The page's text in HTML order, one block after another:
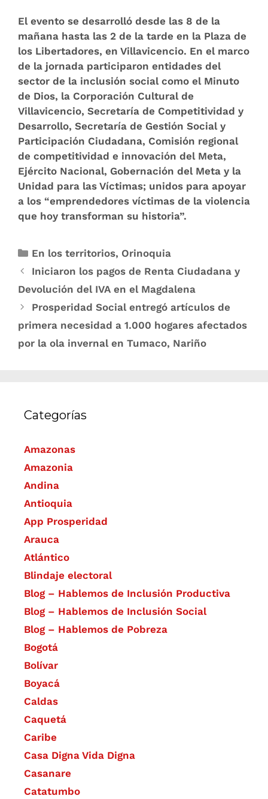
El evento se desarrolló desde las 8 de la
mañana hasta las 2 de la tarde en la Plaza de
los Libertadores, en Villavicencio. En el marco
de la jornada participaron entidades del
sector de la inclusión social como el Minuto
de Dios, la Corporación Cultural de
Villavicencio, Secretaría de Competitividad y
Desarrollo, Secretaría de Gestión Social y
Participación Ciudadana, Comisión regional
de competitividad e innovación del Meta,
Ejército Nacional, Gobernación del Meta y la
Unidad para las Víctimas; unidos para apoyar
a los “emprendedores víctimas de la violencia
que hoy transforman su historia”.
En los territorios, Orinoquia
Iniciaron los pagos de Renta Ciudadana y
Devolución del IVA en el Magdalena
Prosperidad Social entregó artículos de
primera necesidad a 1.000 hogares afectados
por la ola invernal en Tumaco, Nariño
Categorías
Amazonas
Amazonia
Andina
Antioquia
App Prosperidad
Arauca
Atlántico
Blindaje electoral
Blog – Hablemos de Inclusión Productiva
Blog – Hablemos de Inclusión Social
Blog – Hablemos de Pobreza
Bogotá
Bolívar
Boyacá
Caldas
Caquetá
Caribe
Casa Digna Vida Digna
Casanare
Catatumbo